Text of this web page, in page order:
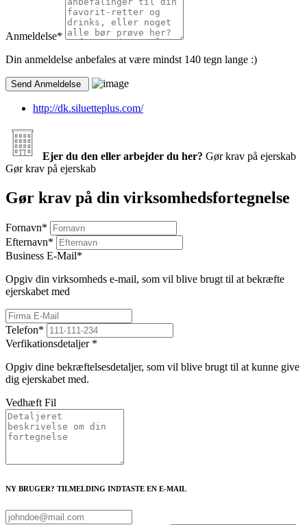
Anmeldelse*
Din anmeldelse anbefales at være mindst 140 tegn lange :)
http://dk.siluetteplus.com/
Ejer du den eller arbejder du her? Gør krav på ejerskab
Gør krav på ejerskab
Gør krav på din virksomhedsfortegnelse
Fornavn*
Efternavn*
Business E-Mail*
Opgiv din virksomheds e-mail, som vil blive brugt til at bekræfte
ejerskabet med
Telefon*
Verfikationsdetaljer *
Opgiv dine bekræftelsesdetaljer, som vil blive brugt til at kunne give
dig ejerskabet med.
Vedhæft Fil
NY BRUGER? TILMELDING INDTASTE EN E-MAIL